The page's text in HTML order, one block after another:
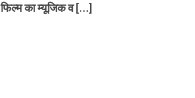
दर्शकों का मिल रहा भरपूर प्यार
का म्यूजिक व […]